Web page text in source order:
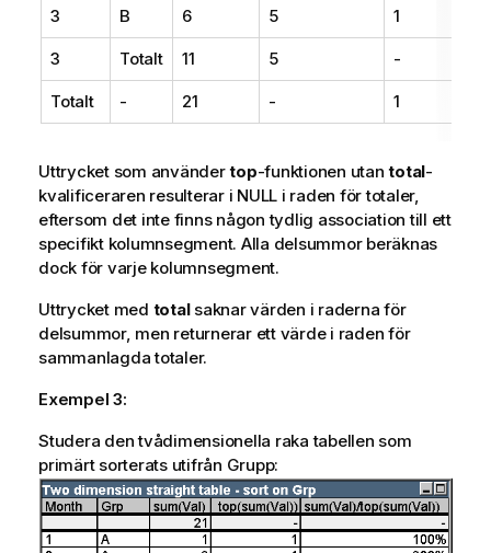
3 B 6 5 1
3 Totalt 11 5 -
Totalt - 21 - 1
Uttrycket som användertop-funktionen utantotal-
kvalificeraren resulterar i NULL i raden för totaler,
eftersom det inte finns någon tydlig association till ett
specifikt kolumnsegment. Alla delsummor beräknas
dock för varje kolumnsegment.
Uttrycket med totalsaknar värden i raderna för
delsummor, men returnerar ett värde i raden för
sammanlagda totaler.
Exempel 3:
Studera den tvådimensionella raka tabellen som
primärt sorterats utifrån Grupp: